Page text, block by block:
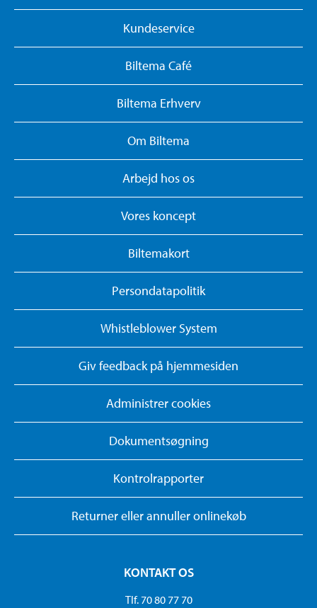
Kundeservice
Biltema Café
Biltema Erhverv
Om Biltema
Arbejd hos os
Vores koncept
Biltemakort
Persondatapolitik
Whistleblower System
Giv feedback på hjemmesiden
Administrer cookies
Dokumentsøgning
Kontrolrapporter
Returner eller annuller onlinekøb
KONTAKT OS
Tlf. 70 80 77 70